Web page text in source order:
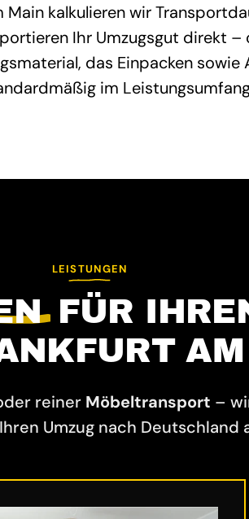
kalkulieren wir
Ihr Umzugsgut direkt –
das Einpacken
im
LEISTUNGEN
FÜR
reiner Möbeltransport –
Umzug nach Deutschland